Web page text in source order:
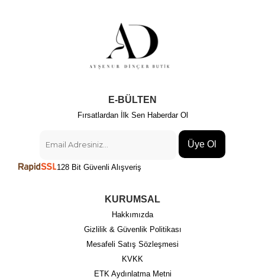
E-BÜLTEN
Fırsatlardan İlk Sen Haberdar Ol
Üye Ol
128 Bit Güvenli Alışveriş
KURUMSAL
Hakkımızda
Gizlilik & Güvenlik Politikası
Mesafeli Satış Sözleşmesi
KVKK
ETK Aydınlatma Metni